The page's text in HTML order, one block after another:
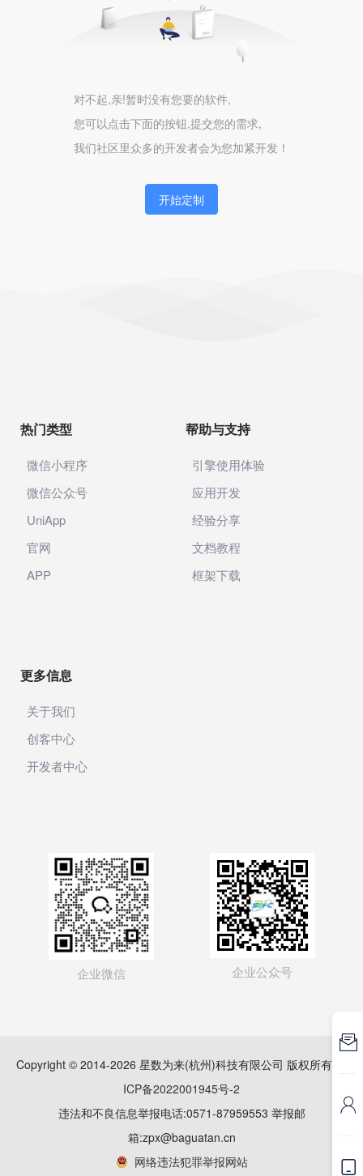
对不起,亲!暂时没有您要的软件,
您可以点击下面的按钮,提交您的需求,
我们社区里众多的开发者会为您加紧开发！
开始定制
热门类型
微信小程序
微信公众号
UniApp
官网
APP
帮助与支持
引擎使用体验
应用开发
经验分享
文档教程
框架下载
更多信息
关于我们
创客中心
开发者中心
企业微信 企业公众号
Copyright © 2014-2026 星数为来(杭州)科技有限公司 版权所有
ICP备2022001945号-2
违法和不良信息举报电话:0571-87959553 举报邮
箱:zpx@baguatan.cn
网络违法犯罪举报网站


